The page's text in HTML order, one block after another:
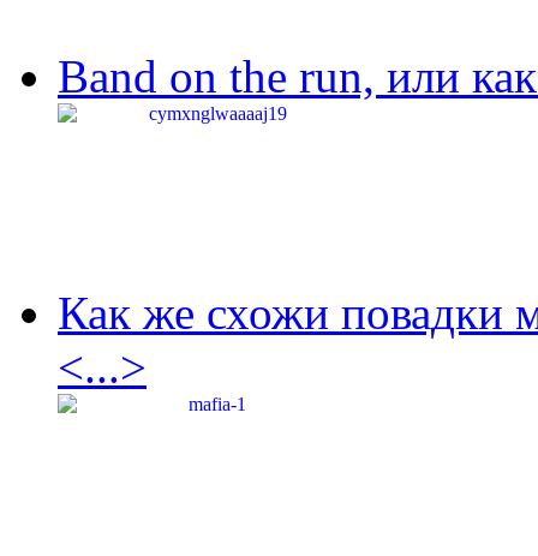
Band on the run, или
Как же схожи повадки
<...>